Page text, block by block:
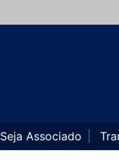
Seja Associado